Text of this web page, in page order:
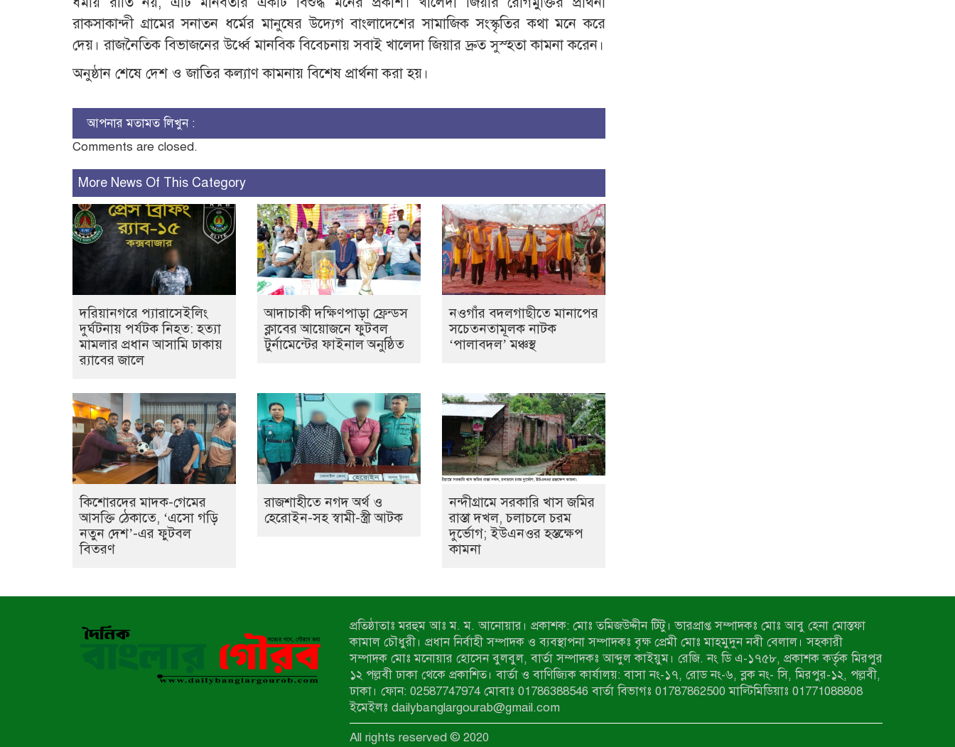
রাকসাকান্দী গ্রামের সনাতন ধর্মের মানুষের উদ্যেগ বাংলাদেশের সামাজিক সংস্কৃতির কথা মনে করে
দেয়। রাজনৈতিক বিভাজনের উর্ধ্বে মানবিক বিবেচনায় সবাই খালেদা জিয়ার দ্রুত সুস্হতা কামনা করেন।
অনুষ্ঠান শেষে দেশ ও জাতির কল্যাণ কামনায় বিশেষ প্রার্থনা করা হয়।
আপনার মতামত লিখুন :
Comments are closed.
More News Of This Category
দরিয়ানগরে প্যারাসেইলিং
দুর্ঘটনায় পর্যটক নিহত: হত্যা
মামলার প্রধান আসামি ঢাকায়
র‌্যাবের জালে
আদাচাকী দক্ষিণপাড়া ফ্রেন্ডস
ক্লাবের আয়োজনে ফুটবল
টুর্নামেন্টের ফাইনাল অনুষ্ঠিত
নওগাঁর বদলগাছীতে মানাপের
সচেতনতামূলক নাটক
‘পালাবদল’ মঞ্চস্থ
কিশোরদের মাদক-গেমের
আসক্তি ঠেকাতে, ‘এসো গড়ি
নতুন দেশ’-এর ফুটবল
বিতরণ
রাজশাহীতে নগদ অর্থ ও
হেরোইন-সহ স্বামী-স্ত্রী আটক
নন্দীগ্রামে সরকারি খাস জমির
রাস্তা দখল, চলাচলে চরম
দুর্ভোগ; ইউএনওর হস্তক্ষেপ
কামনা
প্রতিষ্ঠাতাঃ মরহুম আঃ ম. ম. আনোয়ার। প্রকাশক: মোঃ তমিজউদ্দীন টিটু। ভারপ্রাপ্ত সম্পাদকঃ মোঃ আবু হেনা মোস্তফা
কামাল চৌধুরী। প্রধান নির্বাহী সম্পাদক ও ব্যবস্থাপনা সম্পাদকঃ বৃক্ষ প্রেমী মোঃ মাহমুদুন নবী বেলাল। সহকারী
সম্পাদক মোঃ মনোয়ার হোসেন বুলবুল, বার্তা সম্পাদকঃ আব্দুল কাইয়ুম। রেজি. নং ডি এ-১৭৫৮, প্রকাশক কর্তৃক মিরপুর
১২ পল্লবী ঢাকা থেকে প্রকাশিত। বার্তা ও বাণিজ্যিক কার্যালয়: বাসা নং-১৭, রোড নং-৬, ব্লক নং- সি, মিরপুর-১২, পল্লবী,
ঢাকা। ফোন: 02587747974 মোবাঃ 01786388546 বার্তা বিভাগঃ 01787862500 মাল্টিমিডিয়াঃ 01771088808
ইমেইলঃ dailybanglargourab@gmail.com
All rights reserved © 2020